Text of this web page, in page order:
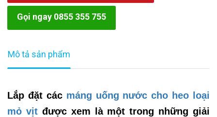
Gọi ngay 0855 355 755
Mô tả sản phẩm
Lắp đặt các máng uống nước cho heo loại
mỏ vịt được xem là một trong những giải